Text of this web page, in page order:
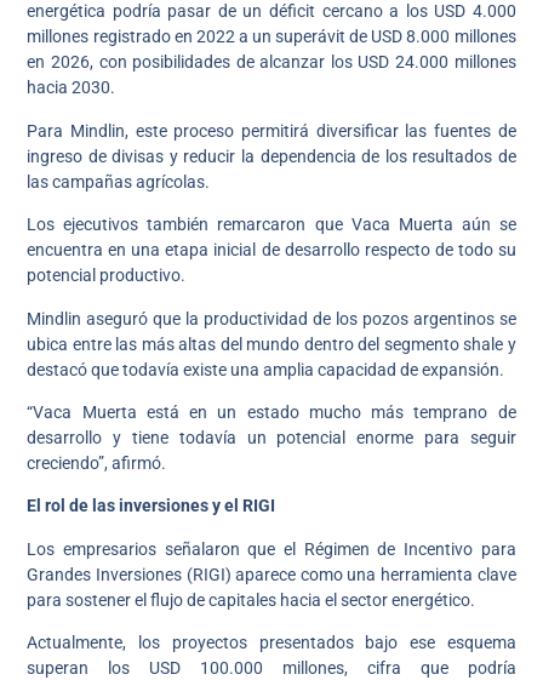
energética podría pasar de un déficit cercano a los USD 4.000
millones registrado en 2022 a un superávit de USD 8.000 millones
en 2026, con posibilidades de alcanzar los USD 24.000 millones
hacia 2030.
Para Mindlin, este proceso permitirá diversificar las fuentes de
ingreso de divisas y reducir la dependencia de los resultados de
las campañas agrícolas.
Los ejecutivos también remarcaron que Vaca Muerta aún se
encuentra en una etapa inicial de desarrollo respecto de todo su
potencial productivo.
Mindlin aseguró que la productividad de los pozos argentinos se
ubica entre las más altas del mundo dentro del segmento shale y
destacó que todavía existe una amplia capacidad de expansión.
“Vaca Muerta está en un estado mucho más temprano de
desarrollo y tiene todavía un potencial enorme para seguir
creciendo”, afirmó.
El rol de las inversiones y el RIGI
Los empresarios señalaron que el Régimen de Incentivo para
Grandes Inversiones (RIGI) aparece como una herramienta clave
para sostener el flujo de capitales hacia el sector energético.
Actualmente, los proyectos presentados bajo ese esquema
superan los USD 100.000 millones, cifra que podría